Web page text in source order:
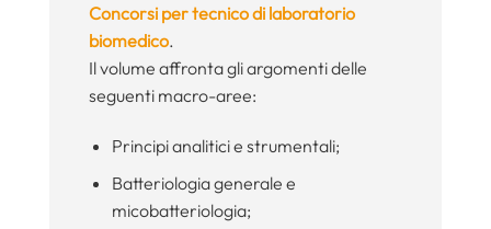
Concorsi per tecnico di laboratorio
biomedico.
Il volume affronta gli argomenti delle
seguenti macro-aree:
Principi analitici e strumentali;
Batteriologia generale e
micobatteriologia;